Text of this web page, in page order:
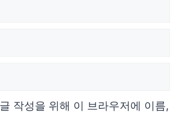
작성을 위해 이 브라우저에 이름,